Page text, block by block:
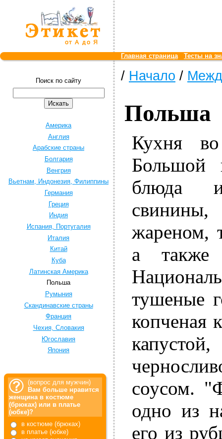
Главная страница Тесты на
Поиск по сайту
Америка
Англия
Арабские страны
Болгария
Венгрия
Вьетнам, Индонезия, Филиппины
Германия
Греция
Индия
Испания, Португалия
Италия
Китай
Куба
Латинская Америка
Польша
Румыния
Скандинавские страны
Франция
Чехия, Словакия
Югославия
Япония
(вопрос для мужчин)
Вам больше нравится
женщина в костюме
(брюках) или в платье
(юбке)?
в костюме (брюках)
в платье (юбке)
/ Начало /
Польша
Кухня
Большой
блюда
жареном,
а также
тушеные
копченая
соусом.
одно из
его из